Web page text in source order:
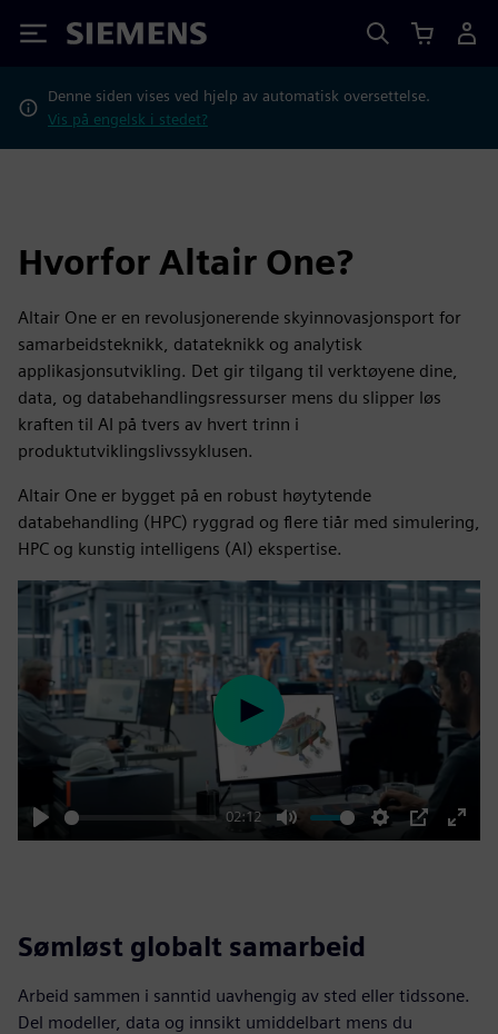
Siemens
Denne siden vises ved hjelp av automatisk oversettelse.
Vis på engelsk i stedet?
Hvorfor Altair One?
Altair One er en revolusjonerende skyinnovasjonsport for
samarbeidsteknikk, datateknikk og analytisk
applikasjonsutvikling. Det gir tilgang til verktøyene dine,
data, og databehandlingsressurser mens du slipper løs
kraften til AI på tvers av hvert trinn i
produktutviklingslivssyklusen.
Altair One er bygget på en robust høytytende
databehandling (HPC) ryggrad og flere tiår med simulering,
HPC og kunstig intelligens (AI) ekspertise.
Play
02:12
Mute Settings
PIP
Enter
Play
Sømløst globalt samarbeid
Arbeid sammen i sanntid uavhengig av sted eller tidssone.
Del modeller, data og innsikt umiddelbart mens du